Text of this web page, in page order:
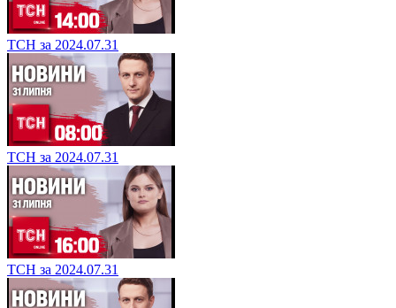
ТСН за 2024.07.31
ТСН за 2024.07.31
ТСН за 2024.07.31